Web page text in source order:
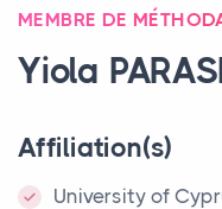
MEMBRE DE
Yiola
Affiliation(s)
University of